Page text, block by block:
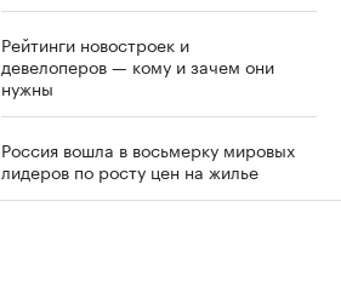
Рейтинги новостроек и
девелоперов — кому и зачем они
нужны
Россия вошла в восьмерку мировых
лидеров по росту цен на жилье